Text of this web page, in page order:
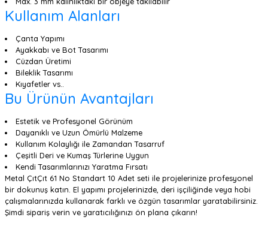
Kullanım Alanları
Çanta Yapımı
Ayakkabı ve Bot Tasarımı
Cüzdan Üretimi
Bileklik Tasarımı
Kıyafetler vs..
Bu Ürünün Avantajları
Estetik ve Profesyonel Görünüm
Dayanıklı ve Uzun Ömürlü Malzeme
Kullanım Kolaylığı ile Zamandan Tasarruf
Çeşitli Deri ve Kumaş Türlerine Uygun
Kendi Tasarımlarınızı Yaratma Fırsatı
Metal ÇıtÇıt 61 No Standart 10 Adet seti ile projelerinize profesyonel
bir dokunuş katın. El yapımı projelerinizde, deri işçiliğinde veya hobi
çalışmalarınızda kullanarak farklı ve özgün tasarımlar yaratabilirsiniz.
Şimdi sipariş verin ve yaratıcılığınızı ön plana çıkarın!